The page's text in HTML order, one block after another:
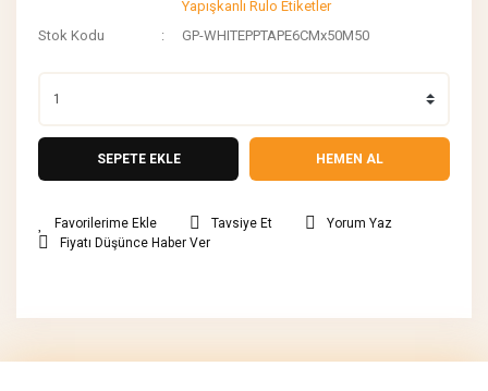
Yapışkanlı Rulo Etiketler
Stok Kodu
GP-WHITEPPTAPE6CMx50M50
SEPETE EKLE HEMEN AL
Tavsiye Et
Yorum Yaz
Fiyatı Düşünce Haber Ver